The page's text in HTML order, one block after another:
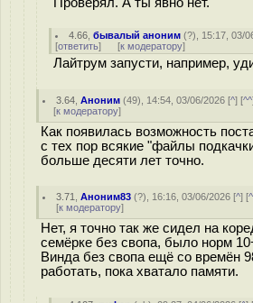
4.66 ,бывалый аноним (?), 15:17, 03/
[ответить] [к модератору]
Лайтрум запусти, например,
3.64 ,Аноним (49), 14:54, 03/06/2026 [^] [^^
[к модератору]
Как появилась возможность
с тех пор всякие "файлы
больше десяти лет точно.
3.71 ,Аноним83 (?), 16:16, 03/06/2026 [^] [
[к модератору]
Нет, я точно так же сидел на
семёрке без свопа, было норм
Винда без свопа ещё со времён
работать, пока хватало памяти.